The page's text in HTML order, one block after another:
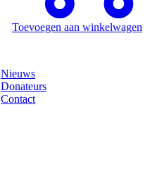
Toevoegen aan winkelwagen
Nieuws
Donateurs
Contact